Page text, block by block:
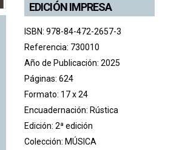
EDICIÓN IMPRESA
ISBN: 978-84-472-2657-3
Referencia: 730010
Año de Publicación: 2025
Páginas: 624
Formato: 17 x 24
Encuadernación: Rústica
Edición: 2ª edición
Colección: MÚSICA